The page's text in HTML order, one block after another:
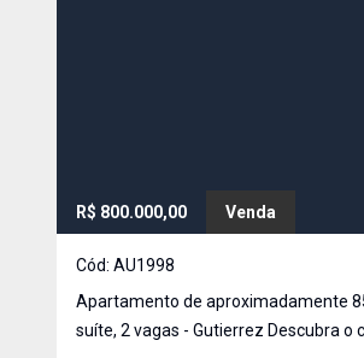
R$ 800.000,00 Venda
Cód: AU1998
Apartamento de aproximadamente
suíte, 2 vagas - Gutierrez Descubra o